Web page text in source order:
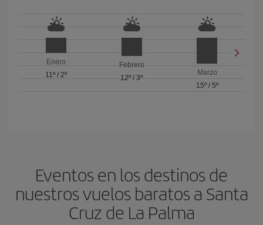
Enero
11º/ 2º
Febrero
12º / 3º
Marzo
15º/ 5º
Eventos en los destinos de
nuestros vuelos baratos a Santa
Cruz de La Palma